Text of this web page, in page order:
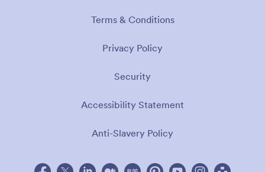
Terms & Conditions
Privacy Policy
Security
Accessibility Statement
Anti-Slavery Policy